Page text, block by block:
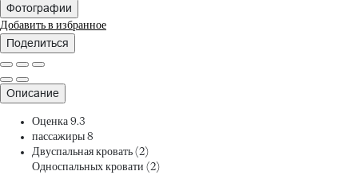
Фотографии
Добавить в избранное
Поделиться
Описание
Оценка 9.3
пассажиры 8
Двуспальная кровать (2)
Односпальных кровати (2)